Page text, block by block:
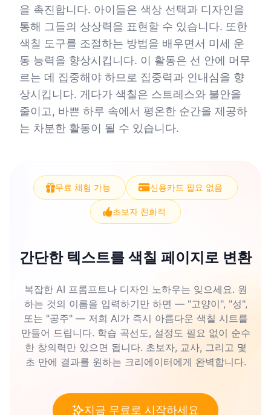
을 촉진합니다. 아이들은 색상 선택과 디자인을
통해 그들의 상상력을 표현할 수 있습니다. 또한
색칠 도구를 조절하는 방법을 배우면서 미세 운
동 능력을 향상시킵니다. 이 활동은 선 안에 머무
르는 데 집중해야 하므로 집중력과 인내심을 향
상시킵니다. 게다가 색칠은 스트레스와 불안을
줄이고, 바쁜 하루 속에서 평온한 순간을 제공하
는 차분한 활동이 될 수 있습니다.
무료 체험 가능 신용카드 필요 없음
초보자 친화적
간단한 텍스트를 색칠 페이지로 변환
복잡한 AI 프롬프트나 디자인 노하우는 잊으세요. 원
하는 것의 이름을 입력하기만 하면 — "고양이", "성",
또는 "공주" — 저희 AI가 즉시 아름다운 색칠 시트를
만들어 드립니다. 학습 곡선도, 설정도 필요 없이 순수
한 창의력만 있으면 됩니다. 초보자, 교사, 그리고 몇
초 만에 결과를 원하는 크리에이터에게 완벽합니다.
지금 무료로 시작하세요